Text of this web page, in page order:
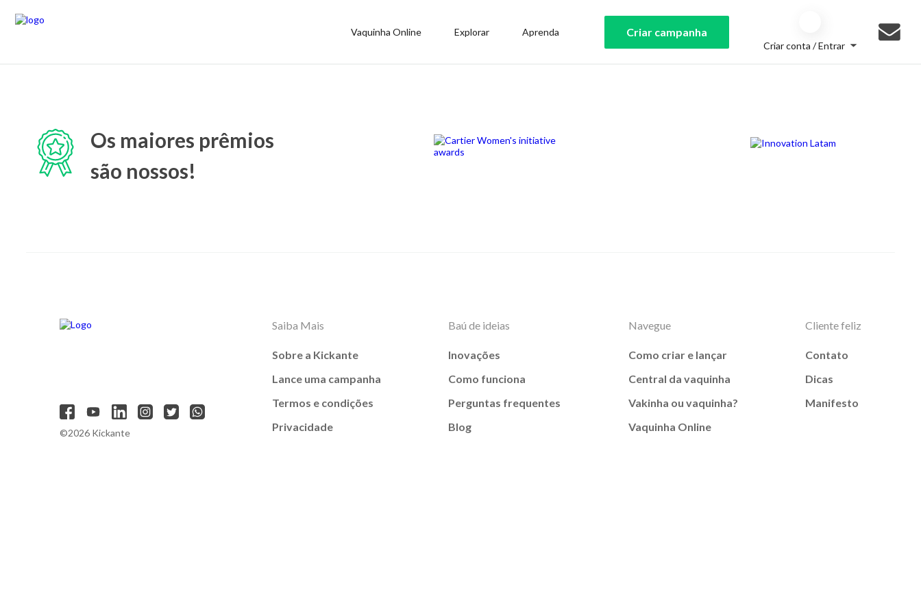
Vaquinha Online Explorar Aprenda Criar campanha
Criar conta / Entrar
Os maiores prêmios
são nossos!
©2026 Kickante
Saiba Mais
Sobre a Kickante
Lance uma campanha
Termos e condições
Privacidade
Baú de ideias
Inovações
Como funciona
Perguntas frequentes
Blog
Navegue
Como criar e lançar
Central da vaquinha
Vakinha ou vaquinha?
Vaquinha Online
Cliente feliz
Contato
Dicas
Manifesto